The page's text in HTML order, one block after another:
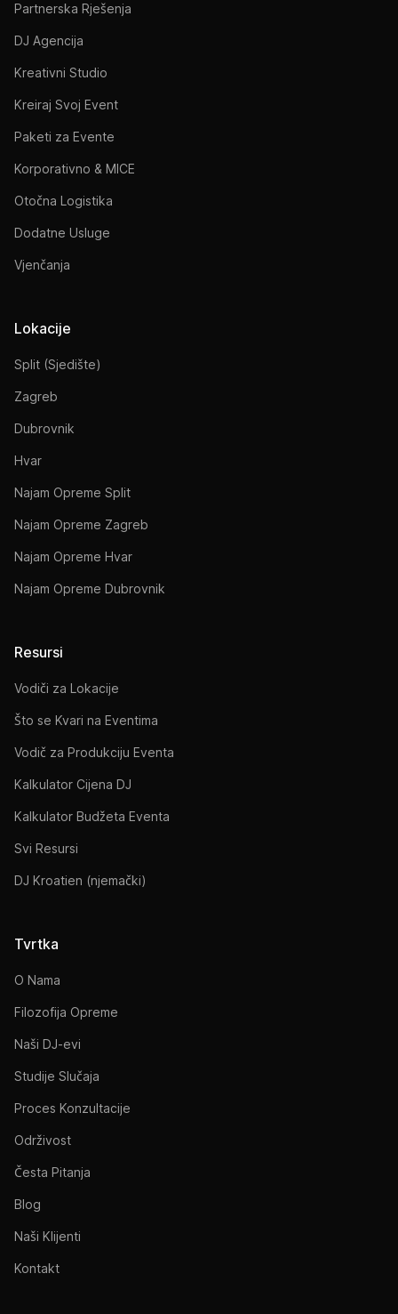
Partnerska Rješenja
DJ Agencija
Kreativni Studio
Kreiraj Svoj Event
Paketi za Evente
Korporativno & MICE
Otočna Logistika
Dodatne Usluge
Vjenčanja
Lokacije
Split (Sjedište)
Zagreb
Dubrovnik
Hvar
Najam Opreme Split
Najam Opreme Zagreb
Najam Opreme Hvar
Najam Opreme Dubrovnik
Resursi
Vodiči za Lokacije
Što se Kvari na Eventima
Vodič za Produkciju Eventa
Kalkulator Cijena DJ
Kalkulator Budžeta Eventa
Svi Resursi
DJ Kroatien (njemački)
Tvrtka
O Nama
Filozofija Opreme
Naši DJ-evi
Studije Slučaja
Proces Konzultacije
Održivost
Česta Pitanja
Blog
Naši Klijenti
Kontakt